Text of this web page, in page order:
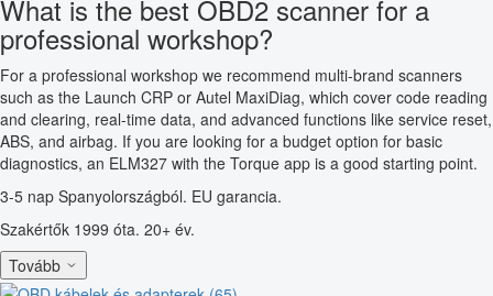
What is the best OBD2 scanner for a
professional workshop?
For a professional workshop we recommend multi-brand scanners
such as the Launch CRP or Autel MaxiDiag, which cover code reading
and clearing, real-time data, and advanced functions like service reset,
ABS, and airbag. If you are looking for a budget option for basic
diagnostics, an ELM327 with the Torque app is a good starting point.
3-5 nap Spanyolországból. EU garancia.
Szakértők 1999 óta. 20+ év.
Tovább